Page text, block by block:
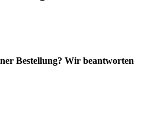
Bestellung? Wir beantworten